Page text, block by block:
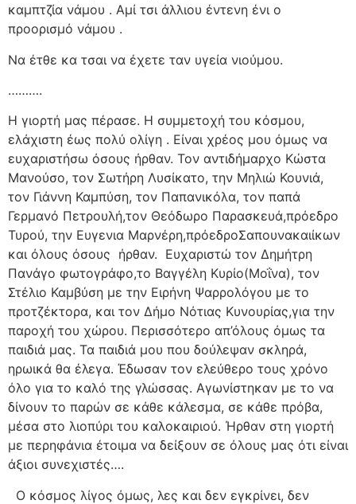
καμπτζία νάμου . Αμί τσι άλλιου έντενη ένι ο
προορισμό νάμου .
Να έτθε κα τσαι να έχετε ταν υγεία νιούμου.
……….
Η γιορτή μας πέρασε. Η συμμετοχή του κόσμου,
ελάχιστη έως πολύ ολίγη . Είναι χρέος μου όμως να
ευχαριστήσω όσους ήρθαν. Τον αντιδήμαρχο Κώστα
Μανούσο, τον Σωτήρη Λυσίκατο, την Μηλιώ Κουνιά,
τον Γιάννη Καμπύση, τον Παπανικόλα, τον παπά
Γερμανό Πετρουλή,τον Θεόδωρο Παρασκευά,πρόεδρο
Τυρού, την Ευγενια Μαρνέρη,πρόεδροΣαπουνακαιίκων
και όλους όσους ήρθαν. Ευχαριστώ τον Δημήτρη
Πανάγο φωτογράφο,το Βαγγέλη Κυρίο(Μοΐνα), τον
Στέλιο Καμβύση με την Ειρήνη Ψαρρολόγου με το
προτζέκτορα, και τον Δήμο Νότιας Κυνουρίας,για την
παροχή του χώρου. Περισσότερο απ’όλους όμως τα
παιδιά μας. Τα παιδιά μου που δούλεψαν σκληρά,
ηρωικά θα έλεγα. Έδωσαν τον ελεύθερο τους χρόνο
όλο για το καλό της γλώσσας. Αγωνίστηκαν με το να
δίνουν το παρών σε κάθε κάλεσμα, σε κάθε πρόβα,
μέσα στο λιοπύρι του καλοκαιριού. Ήρθαν στη γιορτή
με περηφάνια έτοιμα να δείξουν σε όλους μας ότι είναι
άξιοι συνεχιστές….
Ο κόσμος λίγος όμως, λες και δεν εγκρίνει, δεν